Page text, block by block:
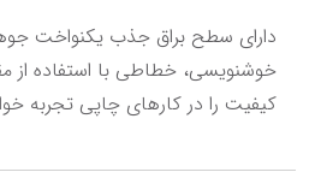
کیفیت را در کارهای چاپی تجربه